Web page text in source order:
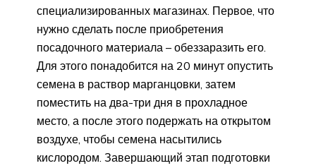
специализированных магазинах. Первое, что
нужно сделать после приобретения
посадочного материала – обеззаразить его.
Для этого понадобится на 20 минут опустить
семена в раствор марганцовки, затем
поместить на два-три дня в прохладное
место, а после этого подержать на открытом
воздухе, чтобы семена насытились
кислородом. Завершающий этап подготовки